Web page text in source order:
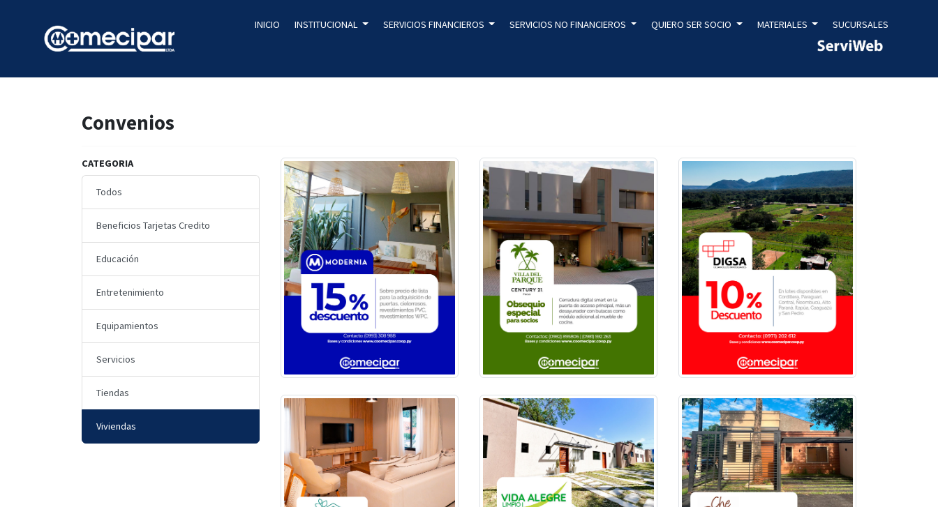
INICIO INSTITUCIONAL SERVICIOS FINANCIEROS SERVICIOS NO FINANCIEROS QUIERO SER SOCIO MATERIALES SUCURSALES
Convenios
CATEGORIA
Todos
Beneficios Tarjetas Credito
Educación
Entretenimiento
Equipamientos
Servicios
Tiendas
Viviendas